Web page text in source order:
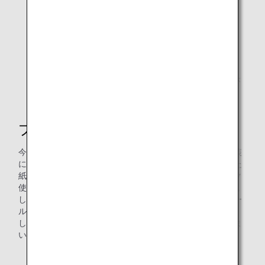
プラスチック廃棄率削減にむけて
今回のリニューアルでは、これまでアメニティキットの包装
に使用していたビニールを廃止し、FSC認証の紙を使用した
紙帯を採用しています。これにより、使い捨てプラスチック
使用量のうち、年間約1.7トン（2019年度比）の削減を実現
します。また、ポーチのなかの化粧品をまとめているビニー
ル袋については、バイオマスが配合されているものを使用
し、プラスチック廃棄量の削減にむけて取り組みを進めてま
いります。